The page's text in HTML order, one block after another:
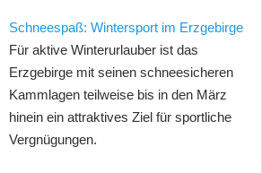
Schneespaß: Wintersport im Erzgebirge
Für aktive Winterurlauber ist das
Erzgebirge mit seinen schneesicheren
Kammlagen teilweise bis in den März
hinein ein attraktives Ziel für sportliche
Vergnügungen.